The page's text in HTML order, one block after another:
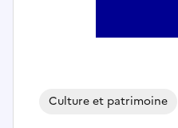
Culture et patrimoine